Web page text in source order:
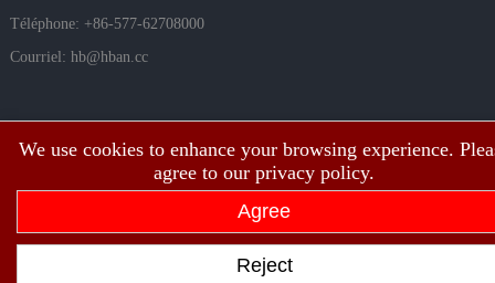
We use cookies to enhance your browsing experience.
agree to our privacy policy.
Agree
Reject
Téléphone: +86-577-62708000
Courriel: hb@hban.cc
Copyright©2003 ~ 2026 Shanghai Hongbo Electric Co., Ltd. Tous droits